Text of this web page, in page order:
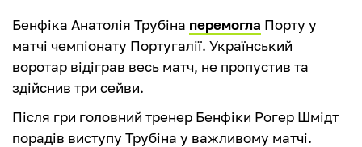
Бенфіка Анатолія Трубіна перемогла Порту у
матчі чемпіонату Португалії. Український
воротар відіграв весь матч, не пропустив та
здійснив три сейви.
Після гри головний тренер Бенфіки Рогер Шмідт
порадів виступу Трубіна у важливому матчі.